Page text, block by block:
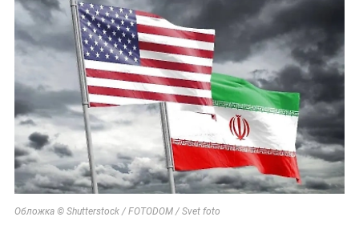
Обложка © Shutterstock / FOTODOM / Svet foto